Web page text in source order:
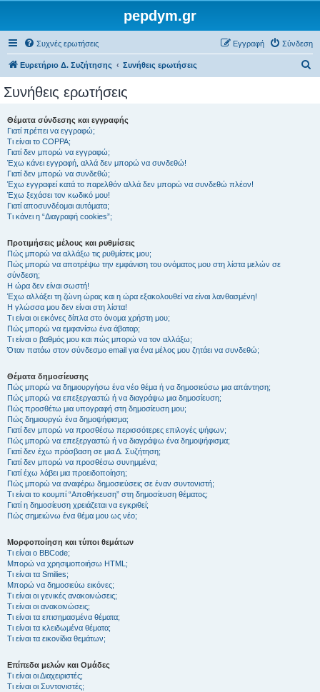
pepdym.gr
Συχνές ερωτήσεις Σύνδεση
Εγγραφή
Ευρετήριο Δ. Συζήτησης Συνήθεις ερωτήσεις
Συνήθεις ερωτήσεις
Θέματα σύνδεσης και εγγραφής
Γιατί πρέπει να εγγραφώ;
Τι είναι το COPPA;
Γιατί δεν μπορώ να εγγραφώ;
Έχω κάνει εγγραφή, αλλά δεν μπορώ να συνδεθώ!
Γιατί δεν μπορώ να συνδεθώ;
Έχω εγγραφεί κατά το παρελθόν αλλά δεν μπορώ να συνδεθώ πλέον!
Έχω ξεχάσει τον κωδικό μου!
Γιατί αποσυνδέομαι αυτόματα;
Τι κάνει η “Διαγραφή cookies”;
Προτιμήσεις μέλους και ρυθμίσεις
Πώς μπορώ να αλλάξω τις ρυθμίσεις μου;
Πώς μπορώ να αποτρέψω την εμφάνιση του ονόματος μου στη λίστα μελών σε
σύνδεση;
Η ώρα δεν είναι σωστή!
Έχω αλλάξει τη ζώνη ώρας και η ώρα εξακολουθεί να είναι λανθασμένη!
Η γλώσσα μου δεν είναι στη λίστα!
Τι είναι οι εικόνες δίπλα στο όνομα χρήστη μου;
Πώς μπορώ να εμφανίσω ένα άβαταρ;
Τι είναι ο βαθμός μου και πώς μπορώ να τον αλλάξω;
Όταν πατάω στον σύνδεσμο email για ένα μέλος μου ζητάει να συνδεθώ;
Θέματα δημοσίευσης
Πώς μπορώ να δημιουργήσω ένα νέο θέμα ή να δημοσιεύσω μια απάντηση;
Πώς μπορώ να επεξεργαστώ ή να διαγράψω μια δημοσίευση;
Πώς προσθέτω μια υπογραφή στη δημοσίευση μου;
Πώς δημιουργώ ένα δημοψήφισμα;
Γιατί δεν μπορώ να προσθέσω περισσότερες επιλογές ψήφων;
Πώς μπορώ να επεξεργαστώ ή να διαγράψω ένα δημοψήφισμα;
Γιατί δεν έχω πρόσβαση σε μια Δ. Συζήτηση;
Γιατί δεν μπορώ να προσθέσω συνημμένα;
Γιατί έχω λάβει μια προειδοποίηση;
Πώς μπορώ να αναφέρω δημοσιεύσεις σε έναν συντονιστή;
Τι είναι το κουμπί “Αποθήκευση” στη δημοσίευση θέματος;
Γιατί η δημοσίευση χρειάζεται να εγκριθεί;
Πώς σημειώνω ένα θέμα μου ως νέο;
Μορφοποίηση και τύποι θεμάτων
Τι είναι ο BBCode;
Μπορώ να χρησιμοποιήσω HTML;
Τι είναι τα Smilies;
Μπορώ να δημοσιεύω εικόνες;
Τι είναι οι γενικές ανακοινώσεις;
Τι είναι οι ανακοινώσεις;
Τι είναι τα επισημασμένα θέματα;
Τι είναι τα κλειδωμένα θέματα;
Τι είναι τα εικονίδια θεμάτων;
Επίπεδα μελών και Ομάδες
Τι είναι οι Διαχειριστές;
Τι είναι οι Συντονιστές;